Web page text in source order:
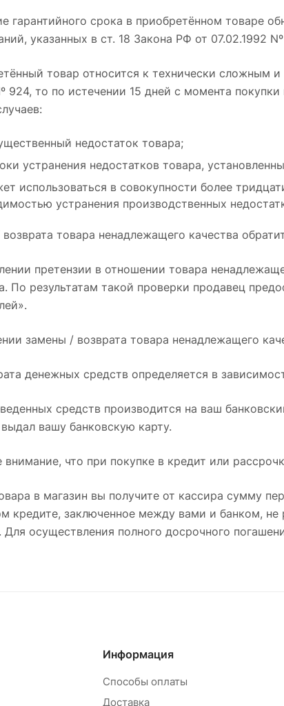
гарантийного срока в приобретённом товаре
указанных в ст. 18 Закона РФ от 07.02.1992
товар относится к технически сложным
924, то по истечении 15 дней с момента
недостаток товара;
устранения недостатков товара,
использоваться в совокупности более
устранения производственных
товара ненадлежащего качества
претензии в отношении товара
По результатам такой проверки продавец
замены / возврата товара ненадлежащего
денежных средств определяется в
средств производится на ваш
вашу банковскую карту.
что при покупке в кредит или
в магазин вы получите от кассира сумму
кредите, заключенное между вами и банком,
Для осуществления полного досрочного
Информация
Способы оплаты
Доставка